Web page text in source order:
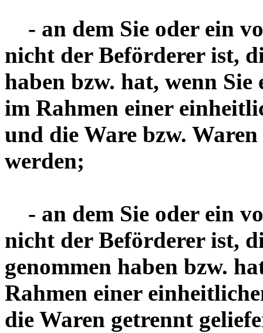
- an dem Sie oder ein
nicht der Beförderer ist,
haben bzw. hat, wenn
im Rahmen einer
und die Ware bzw.
werden;
- an dem Sie oder ein
nicht der Beförderer ist,
genommen haben bzw.
Rahmen einer
die Waren getrennt